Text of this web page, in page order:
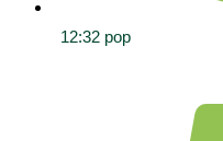
12:32 pop